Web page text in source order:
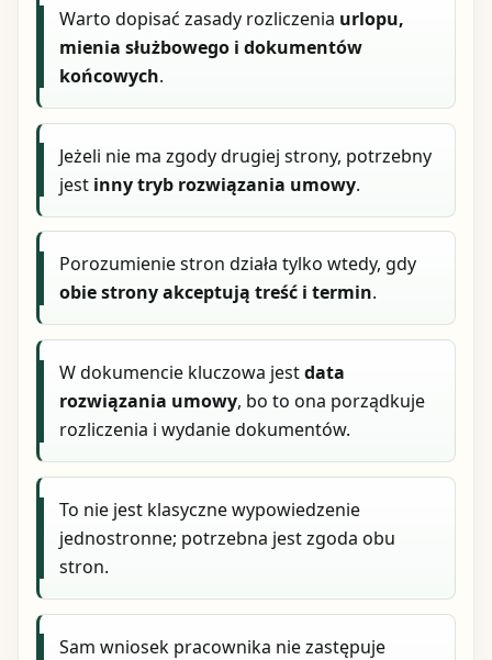
Warto dopisać zasady rozliczenia urlopu,
mienia służbowego i dokumentów
końcowych.
Jeżeli nie ma zgody drugiej strony, potrzebny
jest inny tryb rozwiązania umowy.
Porozumienie stron działa tylko wtedy, gdy
obie strony akceptują treść i termin.
W dokumencie kluczowa jestdata
rozwiązania umowy, bo to ona porządkuje
rozliczenia i wydanie dokumentów.
To nie jest klasyczne wypowiedzenie
jednostronne; potrzebna jest zgoda obu
stron.
Sam wniosek pracownika nie zastępuje